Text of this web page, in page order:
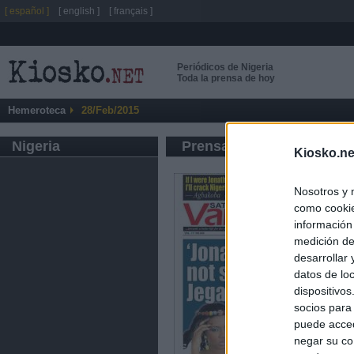
Nosotros y
como
medición
desarrollar
datos de
socios
puede
negar su
Periódicos de Nigeria
Toda la prensa de hoy
Hemeroteca 28/Feb/2015
Nigeria Prensa de Información
[ español ] [ english ] [ français ]